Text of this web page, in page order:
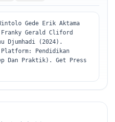
Gede Erik Aktama
Gerald Cliford
Djumhadi (2024).
Platform: Pendidikan
Dan Praktik). Get Press